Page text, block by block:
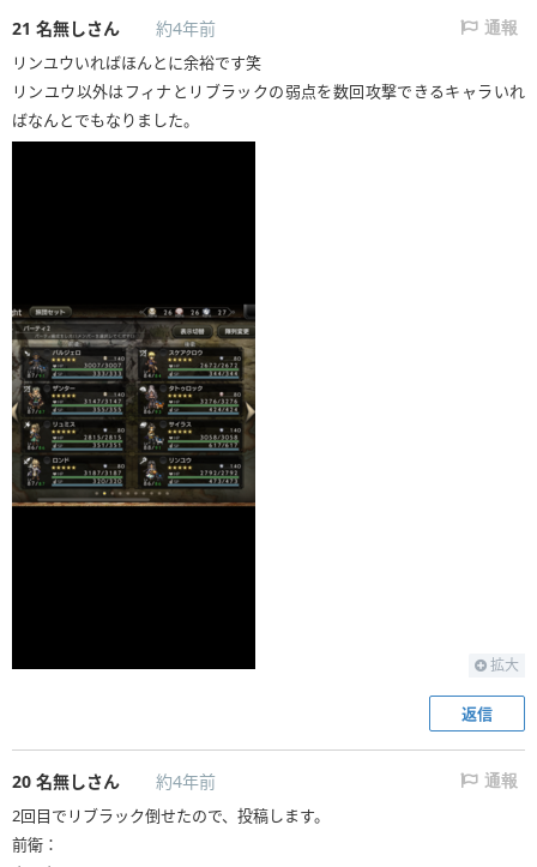
21 名無しさん 約4年前 通報
リンユウいればほんとに余裕です笑
リンユウ以外はフィナとリブラックの弱点を数回攻撃できるキャラいれ
ばなんとでもなりました。
拡大
返信
20 名無しさん 約4年前 通報
2回目でリブラック倒せたので、投稿します。
前衛：